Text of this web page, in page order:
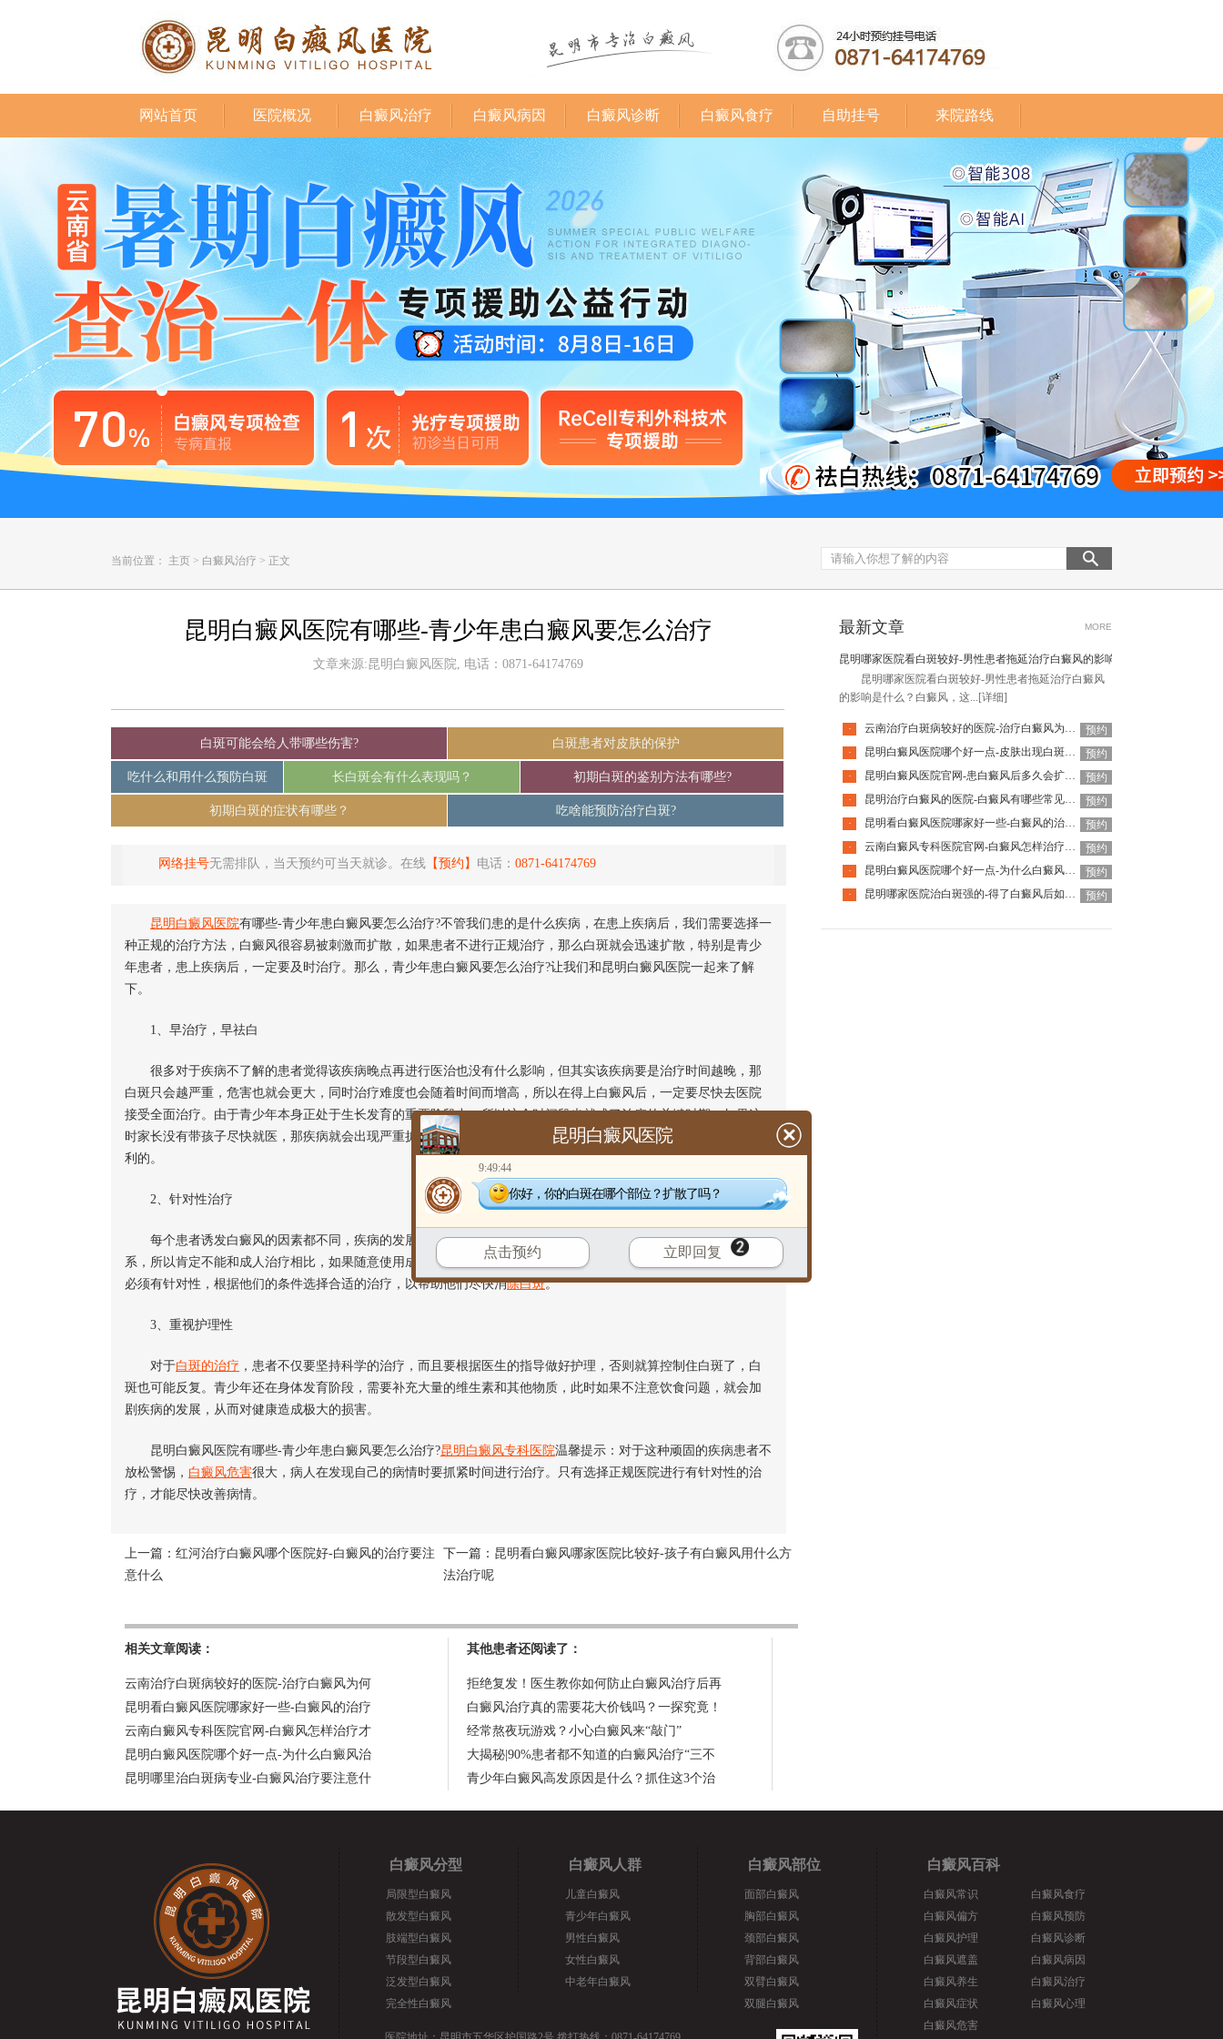
网站首页 医院概况 白癜风治疗 白癜风病因 白癜风诊断 白癜风食疗 自助挂号 来院路线
当前位置： 主页 > 白癜风治疗 > 正文
昆明白癜风医院有哪些-青少年患白癜风要怎么治疗
文章来源:昆明白癜风医院, 电话：0871-64174769
白斑可能会给人带哪些伤害? 白斑患者对皮肤的保护
吃什么和用什么预防白斑 长白斑会有什么表现吗？ 初期白斑的鉴别方法有哪些?
初期白斑的症状有哪些？ 吃啥能预防治疗白斑?
网络挂号无需排队，当天预约可当天就诊。在线 【预约】 电话： 0871-64174769
昆明白癜风医院有哪些-青少年患白癜风要怎么治疗?不管我们患的是什么疾病，在患上疾病后，我们需要选择一
种正规的治疗方法，白癜风很容易被刺激而扩散，如果患者不进行正规治疗，那么白斑就会迅速扩散，特别是青少
年患者，患上疾病后，一定要及时治疗。那么，青少年患白癜风要怎么治疗?让我们和昆明白癜风医院一起来了解
下。
1、早治疗，早祛白
很多对于疾病不了解的患者觉得该疾病晚点再进行医治也没有什么影响，但其实该疾病要是治疗时间越晚，那
白斑只会越严重，危害也就会更大，同时治疗难度也会随着时间而增高，所以在得上白癜风后，一定要尽快去医院
接受全面治疗。由于青少年本身正处于生长发育的重要阶段中，所以这个时间段也就成了治疗的关键时期，如果这
时家长没有带孩子尽快就医，那疾病就会出现严重扩散，甚至可能还会并发其他疾病，这对孩子的成长来说是很不
利的。
2、针对性治疗
每个患者诱发白癜风的因素都不同，疾病的发展也不同，因此治疗需要因人而异。青少年因为身体发展的关
系，所以肯定不能和成人治疗相比，如果随意使用成人治疗，它对青少年健康有严重影响，所以
青少年白癜风
必须有针对性，根据他们的条件选择合适的治疗，以帮助他们尽快消除白斑。
3、重视护理性
对于白斑的治疗 ，患者不仅要坚持科学的治疗，而且要根据医生的指导做好护理，否则就算控制住白斑了，白
斑也可能反复。青少年还在身体发育阶段，需要补充大量的维生素和其他物质，此时如果不注意饮食问题，就会加
剧疾病的发展，从而对健康造成极大的损害。
昆明白癜风医院有哪些-青少年患白癜风要怎么治疗?昆明白癜风专科医院温馨提示：对于这种顽固的疾病患者不
放松警惕， 白癜风危害很大，病人在发现自己的病情时要抓紧时间进行治疗。只有选择正规医院进行有针对性的治
疗，才能尽快改善病情。
上一篇： 红河治疗白癜风哪个医院好-白癜风的治疗要注
意什么
下一篇： 昆明看白癜风哪家医院比较好-孩子有白癜风用什么方
法治疗呢
相关文章阅读：
云南治疗白斑病较好的医院-治疗白癜风为何
昆明看白癜风医院哪家好一些-白癜风的治疗
云南白癜风专科医院官网-白癜风怎样治疗才
昆明白癜风医院哪个好一点-为什么白癜风治
昆明哪里治白斑病专业-白癜风治疗要注意什
其他患者还阅读了：
拒绝复发！医生教你如何防止白癜风治疗后再
白癜风治疗真的需要花大价钱吗？一探究竟！
经常熬夜玩游戏？小心白癜风来“敲门”
大揭秘|90%患者都不知道的白癜风治疗“三不
青少年白癜风高发原因是什么？抓住这3个治
最新文章 MORE
昆明哪家医院看白斑较好-男性患者拖延治疗白癜风的影响是什么
昆明哪家医院看白斑较好-男性患者拖延治疗白癜风
的影响是什么？白癜风，这... [详细]
· 云南治疗白斑病较好的医院-治疗白癜风为何如此难呢
预约
·
昆明白癜风医院哪个好一点-皮肤出现白斑会是白癜风吗
预约
·
昆明白癜风医院官网-患白癜风后多久会扩散呢
预约
·
昆明治疗白癜风的医院-白癜风有哪些常见谣言呢
预约
·
昆明看白癜风医院哪家好一些-白癜风的治疗要注意什么呢
预约
·
云南白癜风专科医院官网-白癜风怎样治疗才科学呢
预约
·
昆明白癜风医院哪个好一点-为什么白癜风治疗周期那么长呢
预约
·
昆明哪家医院治白斑强的-得了白癜风后如何调节心理问题呢 预约
白癜风分型
局限型白癜风
散发型白癜风
肢端型白癜风
节段型白癜风
泛发型白癜风
完全性白癜风
白癜风人群
儿童白癜风
青少年白癜风
男性白癜风
女性白癜风
中老年白癜风
白癜风部位
面部白癜风
胸部白癜风
颈部白癜风
背部白癜风
双臂白癜风
双腿白癜风
白癜风百科
白癜风常识
白癜风偏方
白癜风护理
白癜风遮盖
白癜风养生
白癜风症状
白癜风危害
白癜风食疗
白癜风预防
白癜风诊断
白癜风病因
白癜风治疗
白癜风心理
昆明白癜风医院
9:49:44
你好，你的白斑在哪个部位？扩散了吗？
点击预约 立即回复